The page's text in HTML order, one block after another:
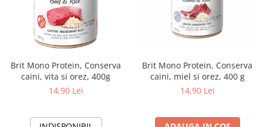
Brit Mono Protein, Conserva
caini, vita si orez, 400g
14,90 Lei
Brit Mono Protein, Conserva
caini, miel si orez, 400 g
14,90 Lei